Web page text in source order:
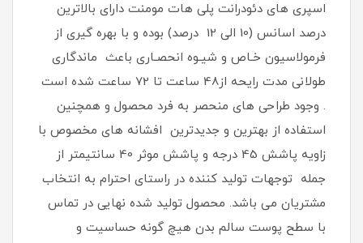
اسپری های دئودرانت پلی هات مومنت دارای بالاترین
درصد اسانس (10 الی 12 درصد) بوده و با بهره گیری از
فرمولاسیون خـاص و شیـوه انحصـاری باعث ماندگاری
طولانی مدت رایحه از48 ساعت تا 72 ساعت شده است
. وجود طراحی های منحصر به فرد محصول و همچنین
استفاده از بهترین و جدیدترین افشانه های مخصوص با
زاویه پاشش 45 درجه و پاشش موثر 40 سانتیمتر از
جمله توجهات تولید کننده در راستای احترام به انتخاب
مشتریان می باشد. محصول تولید شده نهایی در تماس
با سطح پوست سالم بدن هیچ گونه حساسیت و